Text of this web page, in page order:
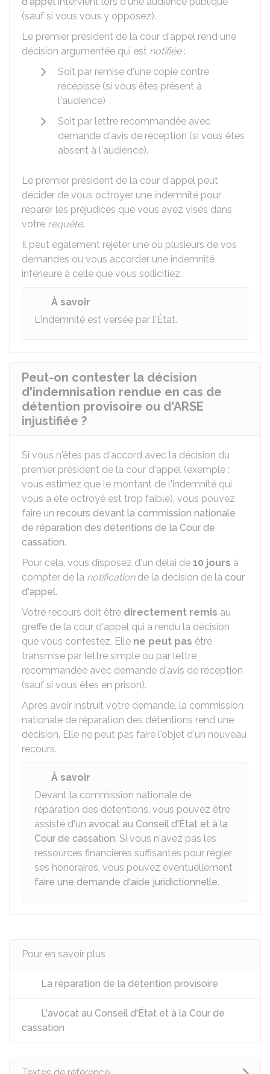
(sauf si vous vous y opposez).
Le premier président de la cour d'appel rend une
décision argumentée qui est notifiée:
Soit par remise d'une copie contre
récépissé (si vous êtes présent à
l'audience)
Soit par lettre recommandée avec
demande d'avis de réception (si vous êtes
absent à l'audience).
Le premier président de la cour d'appel peut
décider de vous octroyer une indemnité pour
réparer les préjudices que vous avez visés dans
votre requête.
Il peut également rejeter une ou plusieurs de vos
demandes ou vous accorder une indemnité
inférieure à celle que vous sollicitiez.
À savoir
L'indemnité est versée par l'État.
Peut-on contester la décision
d'indemnisation rendue en cas de
détention provisoire ou d'ARSE
injustifiée ?
Si vous n'êtes pas d'accord avec la décision du
premier président de la cour d'appel (exemple :
vous estimez que le montant de l'indemnité qui
vous a été octroyé est trop faible), vous pouvez
faire un recours devant la commission nationale
de réparation des détentions de la Cour de
cassation.
Pour cela, vous disposez d'un délai de 10 jours à
compter de la notificationde la décision de la cour
d'appel.
Votre recours doit être directement remis au
greffe de la cour d'appel qui a rendu la décision
que vous contestez. Elle ne peut pas être
transmise par lettre simple ou par lettre
recommandée avec demande d'avis de réception
(sauf si vous êtes en prison).
Après avoir instruit votre demande, la commission
nationale de réparation des détentions rend une
décision. Elle ne peut pas faire l'objet d'un nouveau
recours.
À savoir
Devant la commission nationale de
réparation des détentions, vous pouvez être
assisté d'un avocat au Conseil d'État et à la
Cour de cassation. Si vous n'avez pas les
ressources financières suffisantes pour régler
ses honoraires, vous pouvez éventuellement
faire une demande d'aide juridictionnelle.
Pour en savoir plus
La réparation de la détention provisoire
L'avocat au Conseil d'État et à la Cour de
cassation